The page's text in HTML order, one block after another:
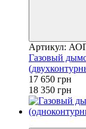
Артикул:
Газовый
17 650 грн
18 350 грн